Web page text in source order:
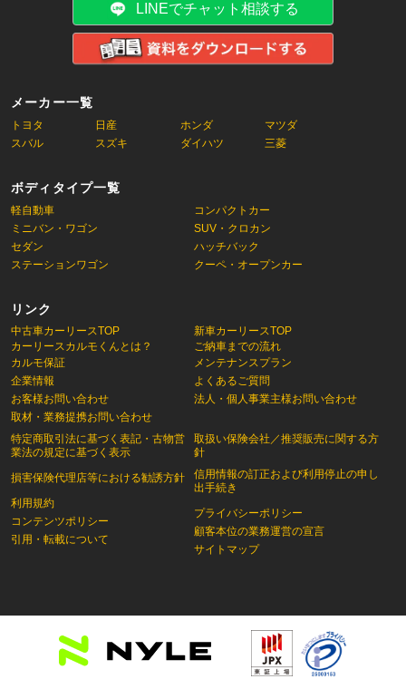
メーカー一覧
トヨタ 日産 ホンダ
マツダ
スバル
スズキ ダイハツ 三菱
ボディタイプ一覧
軽自動車
コンパクトカー
ミニバン・ワゴン
SUV・クロカン
セダン
ハッチバック
ステーションワゴン
クーペ・オープンカー
リンク
中古車カーリースTOP
カーリースカルモくんとは？
新車カーリースTOP
ご納車までの流れ
カルモ保証
企業情報
お客様お問い合わせ
取材・業務提携お問い合わせ
特定商取引法に基づく表記・古物営
業法の規定に基づく表示
損害保険代理店等における勧誘方針
利用規約
コンテンツポリシー
引用・転載について
メンテナンスプラン
よくあるご質問
法人・個人事業主様お問い合わせ
取扱い保険会社／推奨販売に関する方
針
信用情報の訂正および利用停止の申し
出手続き
プライバシーポリシー
顧客本位の業務運営の宣言
サイトマップ
LINEでチャット相談する